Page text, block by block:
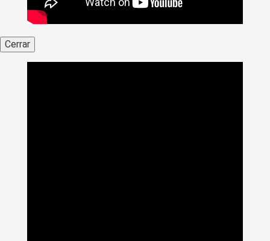
Cerrar